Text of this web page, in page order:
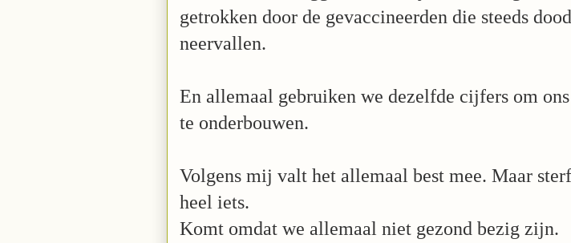
getrokken door de gevaccineerden die steeds dood
neervallen.
En allemaal gebruiken we dezelfde cijfers om
te onderbouwen.
Volgens mij valt het allemaal best mee. Maar
heel iets.
Komt omdat we allemaal niet gezond bezig zijn.